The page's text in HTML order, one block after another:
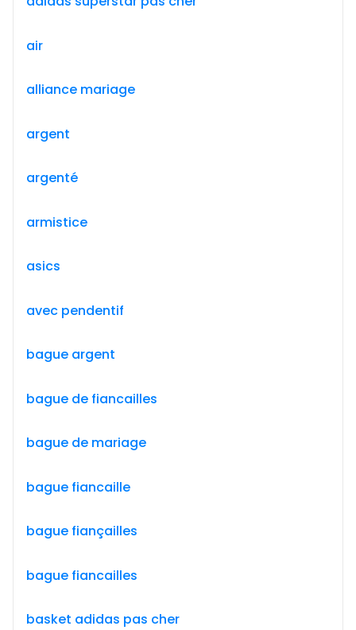
air
alliance mariage
argent
argenté
armistice
asics
avec pendentif
bague argent
bague de fiancailles
bague de mariage
bague fiancaille
bague fiançailles
bague fiancailles
basket adidas pas cher